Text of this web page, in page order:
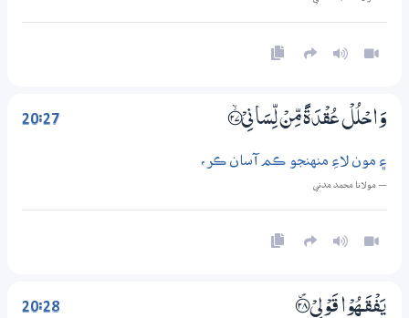
20:27 وَاحْلُلْ عُقْدَةً مِّنْ لِّسَانِيْ ؀ۙ27
۽ مون لاءِ منهنجو ڪم آسان ڪر،
— مولانا محمد مدني
20:28 يَفْقَـــهُوْا قَوْلِيْ ؀۠28